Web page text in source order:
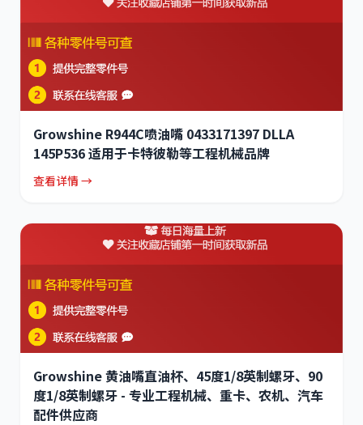
Growshine R944C喷油嘴 0433171397 DLLA
145P536 适用于卡特彼勒等工程机械品牌
查看详情 →
Growshine 黄油嘴直油杯、45度1/8英制螺牙、90
度1/8英制螺牙 - 专业工程机械、重卡、农机、汽车
配件供应商